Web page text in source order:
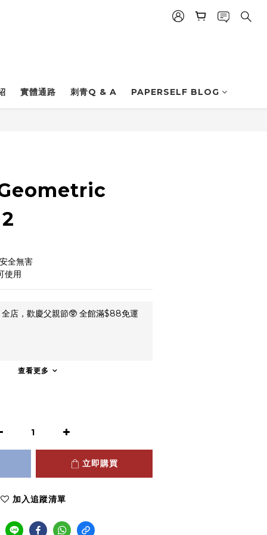
實體通路 刺青Q & A PAPERSELF BLOG
全無害
使用
店，歡慶父親節🥸 全館滿$88免運
查看更多
立即購買
加入追蹤清單